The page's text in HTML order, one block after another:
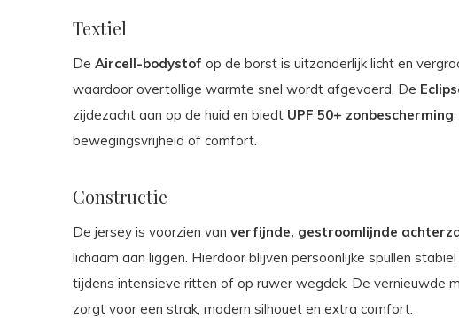
Textiel
De Aircell-bodystof op de borst is uitzonderlijk licht en
waardoor overtollige warmte snel wordt afgevoerd. De
zijdezacht aan op de huid en biedt UPF 50+ zonbescherming
bewegingsvrijheid of comfort.
Constructie
De jersey is voorzien van verfijnde, gestroomlijnde
lichaam aan liggen. Hierdoor blijven persoonlijke spullen
tijdens intensieve ritten of op ruwer wegdek. De vernieuwde
zorgt voor een strak, modern silhouet en extra comfort.